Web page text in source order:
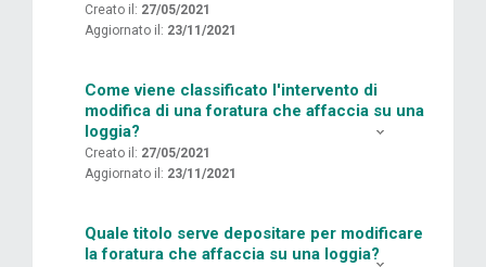
Creato il: 27/05/2021
Aggiornato il: 23/11/2021
Come viene classificato l'intervento di
modifica di una foratura che affaccia su una
loggia?
Creato il: 27/05/2021
Aggiornato il: 23/11/2021
Quale titolo serve depositare per modificare
la foratura che affaccia su una loggia?